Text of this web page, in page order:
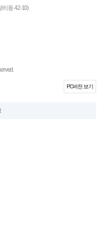
리동 42-10)
PC버전 보기